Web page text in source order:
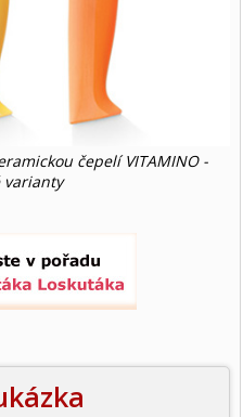
čepelí VITAMINO -
varianty